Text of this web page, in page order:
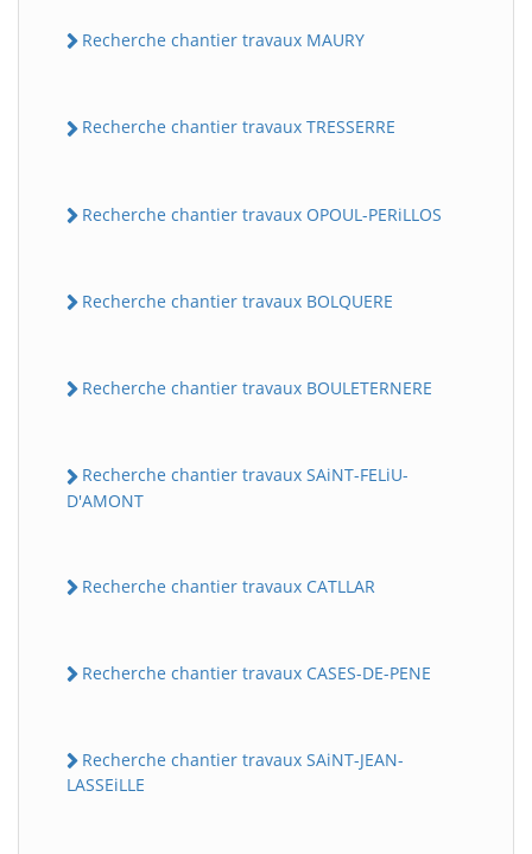
Recherche chantier travaux MAURY
Recherche chantier travaux TRESSERRE
Recherche chantier travaux OPOUL-PERiLLOS
Recherche chantier travaux BOLQUERE
Recherche chantier travaux BOULETERNERE
Recherche chantier travaux SAiNT-FELiU-
D'AMONT
Recherche chantier travaux CATLLAR
Recherche chantier travaux CASES-DE-PENE
Recherche chantier travaux SAiNT-JEAN-
LASSEiLLE